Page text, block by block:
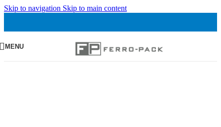
Skip to navigation Skip to main content
MENU